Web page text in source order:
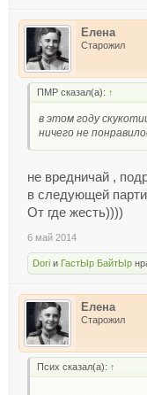
Елена
Старожил
ПМР сказал(а): ↑
в этом году
ничего не
не вредничай ,
в следующей
От где жесть))))
6 май 2014
Dori и ГастЫр БайтЫр
Елена
Старожил
Псих сказал(а): ↑